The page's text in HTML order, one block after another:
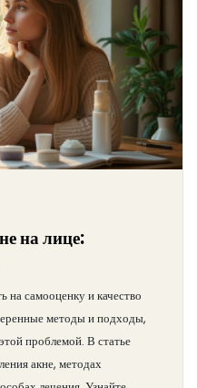
на лице:
на самооценку и качество
методы и подходы,
проблемой. В статье
акне, методах